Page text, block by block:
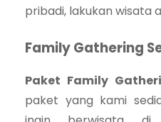
pribadi, lakukan wisata
Family Gathering
Paket Family
paket yang kami